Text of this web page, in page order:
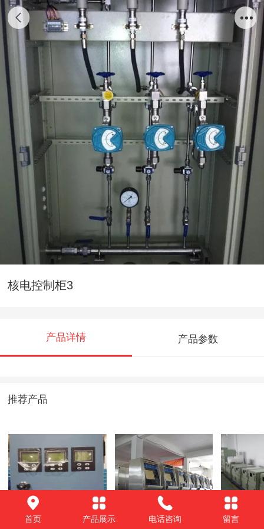
核电控制柜3
产品详情 产品参数
推荐产品
核电流量计检测箱3
TVM（自动售票
图1
首页 产品展示 电话咨询 留言